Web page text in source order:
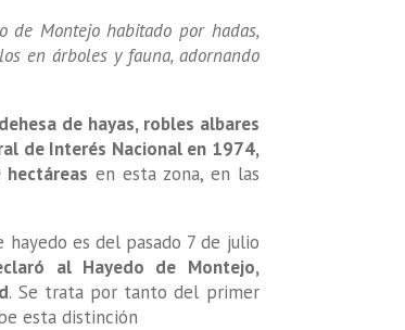
de Montejo habitado por hadas,
en árboles y fauna, adornando
de hayas, robles albares
de Interés Nacional en 1974,
hectáreas en esta zona, en las
es del pasado 7 de julio
al Hayedo de Montejo,
. Se trata por tanto del primer
esta distinción